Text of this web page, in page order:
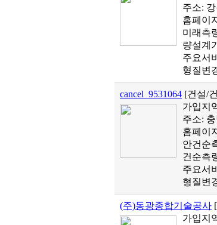
주소:
홈페이
미래측
량설계
주요서
형질변
cancel_9531064 [건설/
가입지
주소:
홈페이
안건순
건순측
주요서
형질변
(주)동광종합기술공사
가입지